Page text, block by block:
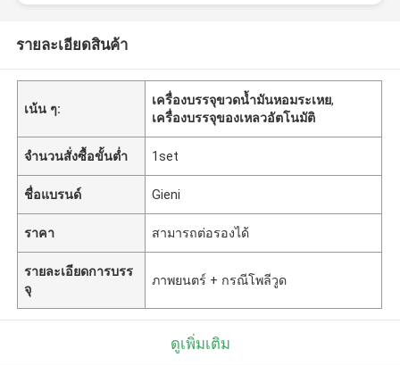
รายละเอียดสินค้า
เน้น ๆ:
เครื่องบรรจุขวดน้ำมันหอมระเหย,
เครื่องบรรจุของเหลวอัตโนมัติ
จำนวนสั่งซื้อขั้นต่ำ 1set
ชื่อแบรนด์ Gieni
ราคา สามารถต่อรองได้
รายละเอียดการบรร
จุ
ภาพยนตร์ + กรณีโพลีวูด
ดูเพิ่มเติม